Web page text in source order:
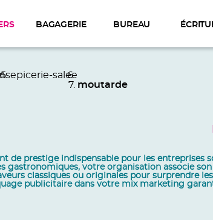
BAGAGERIE BUREAU
epicerie-salee
moutarde
de prestige indispensable pour les
gastronomiques, votre organisation associe
classiques ou originales pour surprendre
publicitaire dans votre mix marketing